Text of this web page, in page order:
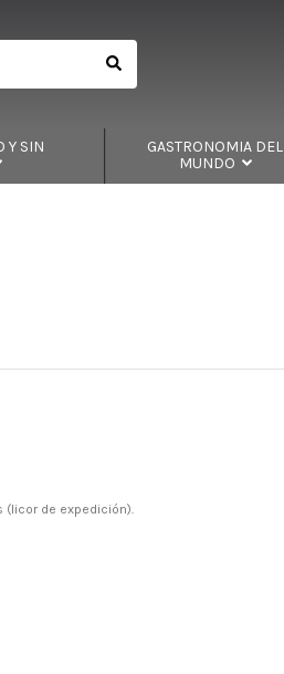
Y SIN
GASTRONOMIA DEL
MUNDO
(licor de expedición).